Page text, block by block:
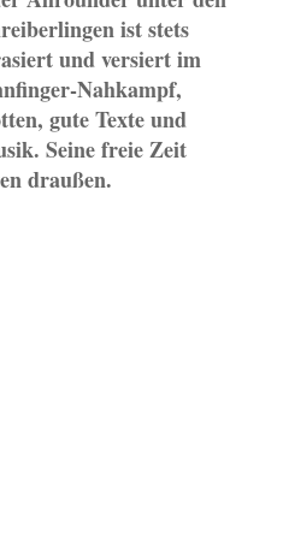
ist stets
und versiert im
Nahkampf,
gute Texte und
Seine freie Zeit
draußen.